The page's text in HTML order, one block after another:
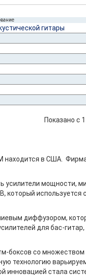
гитары
Показано с
находится в США.
усилители мощности,
используется
диффузором,
для бас-
боксов со
технологию
инновацией стала